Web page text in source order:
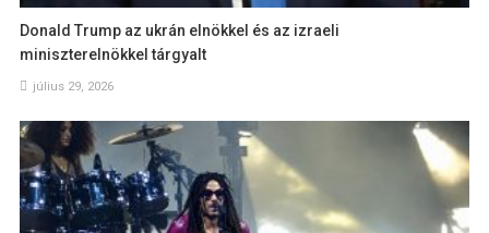
Donald Trump az ukrán elnökkel és az izraeli
miniszterelnökkel tárgyalt
július 29, 2026